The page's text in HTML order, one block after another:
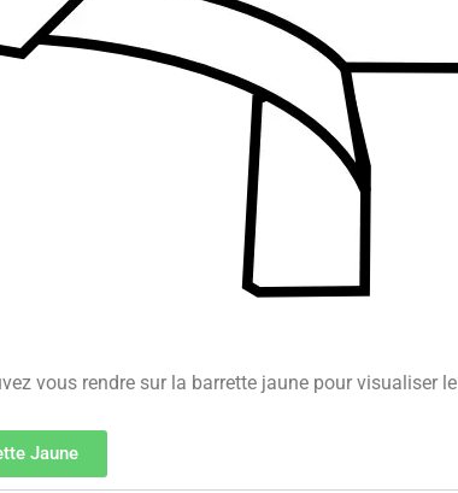
vous rendre sur la barrette jaune pour visualiser
Jaune